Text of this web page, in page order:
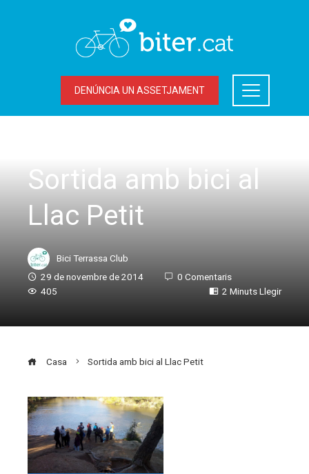
DENÚNCIA UN ASSETJAMENT
Sortida amb bici al
Llac Petit
Bici Terrassa Club
29 de novembre de 2014
0 Comentaris
405
2 Minuts Llegir
Casa Sortida amb bici al Llac Petit